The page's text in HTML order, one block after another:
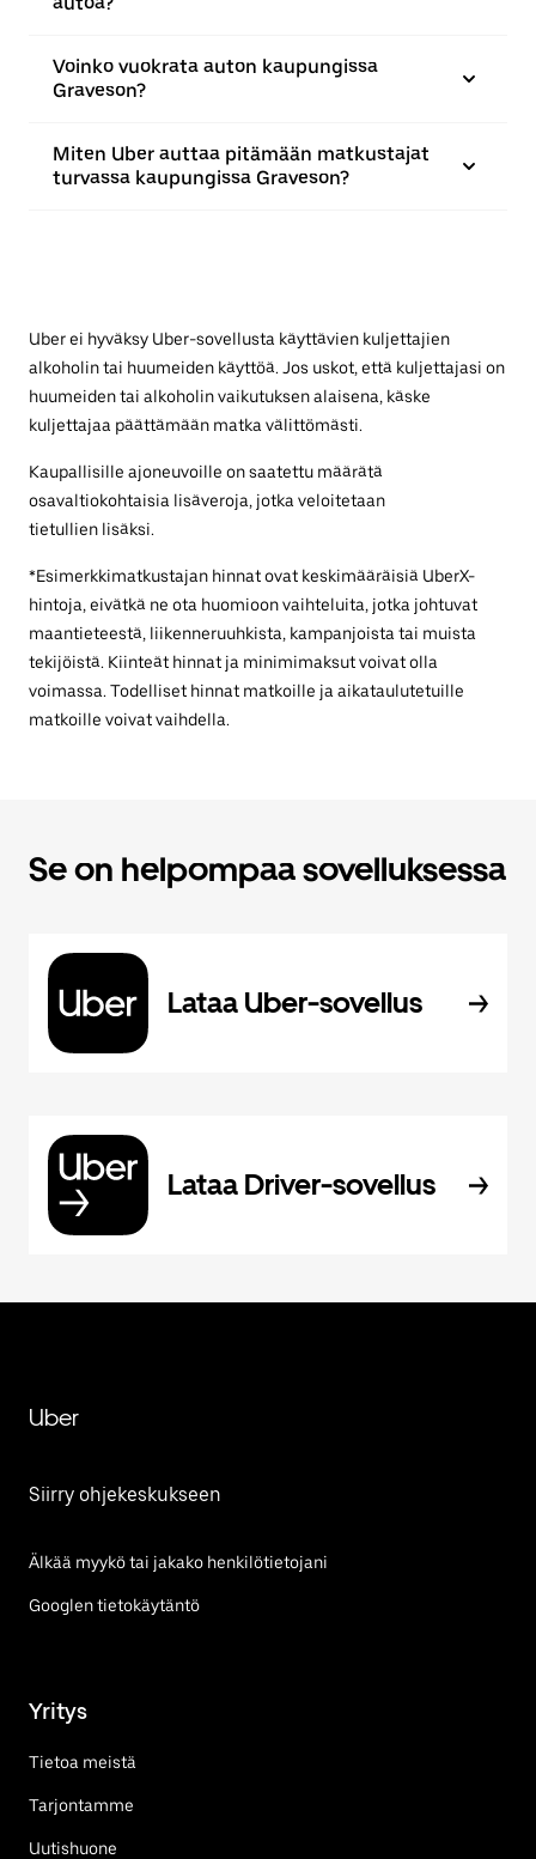
Voinko vuokrata auton kaupungissa
Graveson?
Miten Uber auttaa pitämään matkustajat
turvassa kaupungissa Graveson?
Uber ei hyväksy Uber-sovellusta käyttävien kuljettajien
alkoholin tai huumeiden käyttöä. Jos uskot, että kuljettajasi on
huumeiden tai alkoholin vaikutuksen alaisena, käske
kuljettajaa päättämään matka välittömästi.
Kaupallisille ajoneuvoille on saatettu määrätä
osavaltiokohtaisia lisäveroja, jotka veloitetaan
tietullien lisäksi.
*Esimerkkimatkustajan hinnat ovat keskimääräisiä UberX-
hintoja, eivätkä ne ota huomioon vaihteluita, jotka johtuvat
maantieteestä, liikenneruuhkista, kampanjoista tai muista
tekijöistä. Kiinteät hinnat ja minimimaksut voivat olla
voimassa. Todelliset hinnat matkoille ja aikataulutetuille
matkoille voivat vaihdella.
Se on helpompaa sovelluksessa
Lataa Uber-sovellus
Lataa Driver-sovellus
Uber
Siirry ohjekeskukseen
Älkää myykö tai jakako henkilötietojani
Googlen tietokäytäntö
Yritys
Tietoa meistä
Tarjontamme
Uutishuone